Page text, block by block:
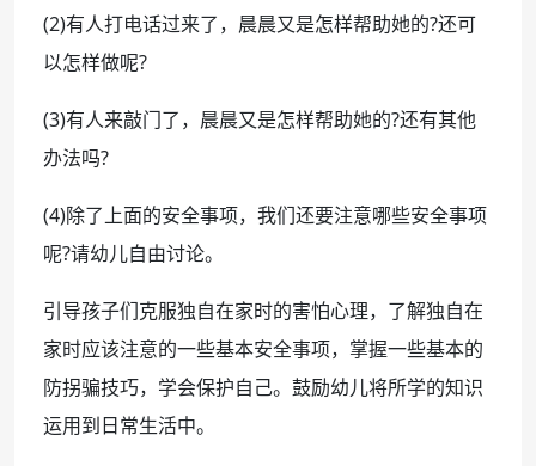
(2)有人打电话过来了，晨晨又是怎样帮助她的?还可
以怎样做呢?
(3)有人来敲门了，晨晨又是怎样帮助她的?还有其他
办法吗?
(4)除了上面的安全事项，我们还要注意哪些安全事项
呢?请幼儿自由讨论。
引导孩子们克服独自在家时的害怕心理，了解独自在
家时应该注意的一些基本安全事项，掌握一些基本的
防拐骗技巧，学会保护自己。鼓励幼儿将所学的知识
运用到日常生活中。